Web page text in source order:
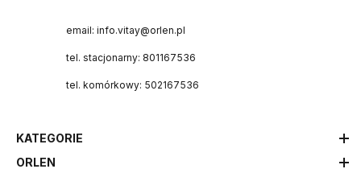
email: info.vitay@orlen.pl
tel. stacjonarny: 801167536
tel. komórkowy: 502167536
KATEGORIE
ORLEN